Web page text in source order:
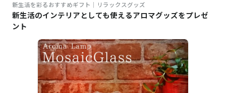
新生活を彩るおすすめギフト│リラックスグッズ
新生活のインテリアとしても使えるアロマグッズをプレゼ
ント